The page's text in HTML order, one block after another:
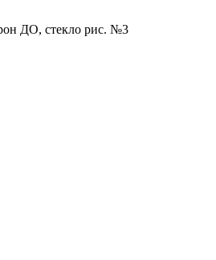
ДО, стекло рис. №3